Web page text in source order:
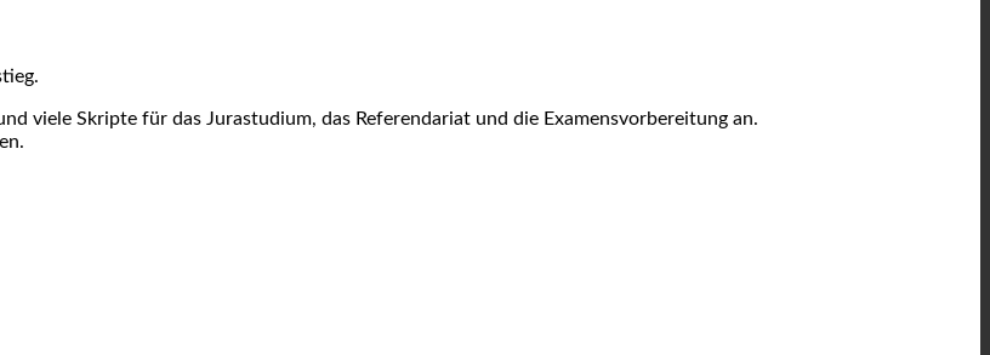
viele Skripte für das Jurastudium, das Referendariat und die Examensvorbereitung an.